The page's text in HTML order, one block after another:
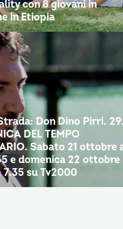
con 8 giovani in
in Etiopia
Don Dino Pirri.
DEL TEMPO
Sabato 21 ottobre
e domenica 22 ottobre
7.35 su Tv2000